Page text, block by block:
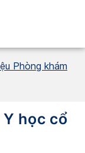
Phòng khám
học cổ